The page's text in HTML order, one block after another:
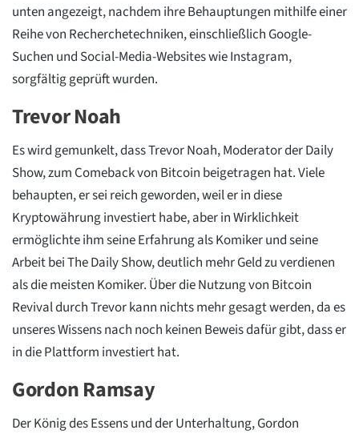
unten angezeigt, nachdem ihre Behauptungen mithilfe einer
Reihe von Recherchetechniken, einschließlich Google-
Suchen und Social-Media-Websites wie Instagram,
sorgfältig geprüft wurden.
Trevor Noah
Es wird gemunkelt, dass Trevor Noah, Moderator der Daily
Show, zum Comeback von Bitcoin beigetragen hat. Viele
behaupten, er sei reich geworden, weil er in diese
Kryptowährung investiert habe, aber in Wirklichkeit
ermöglichte ihm seine Erfahrung als Komiker und seine
Arbeit bei The Daily Show, deutlich mehr Geld zu verdienen
als die meisten Komiker. Über die Nutzung von Bitcoin
Revival durch Trevor kann nichts mehr gesagt werden, da es
unseres Wissens nach noch keinen Beweis dafür gibt, dass er
in die Plattform investiert hat.
Gordon Ramsay
Der König des Essens und der Unterhaltung, Gordon